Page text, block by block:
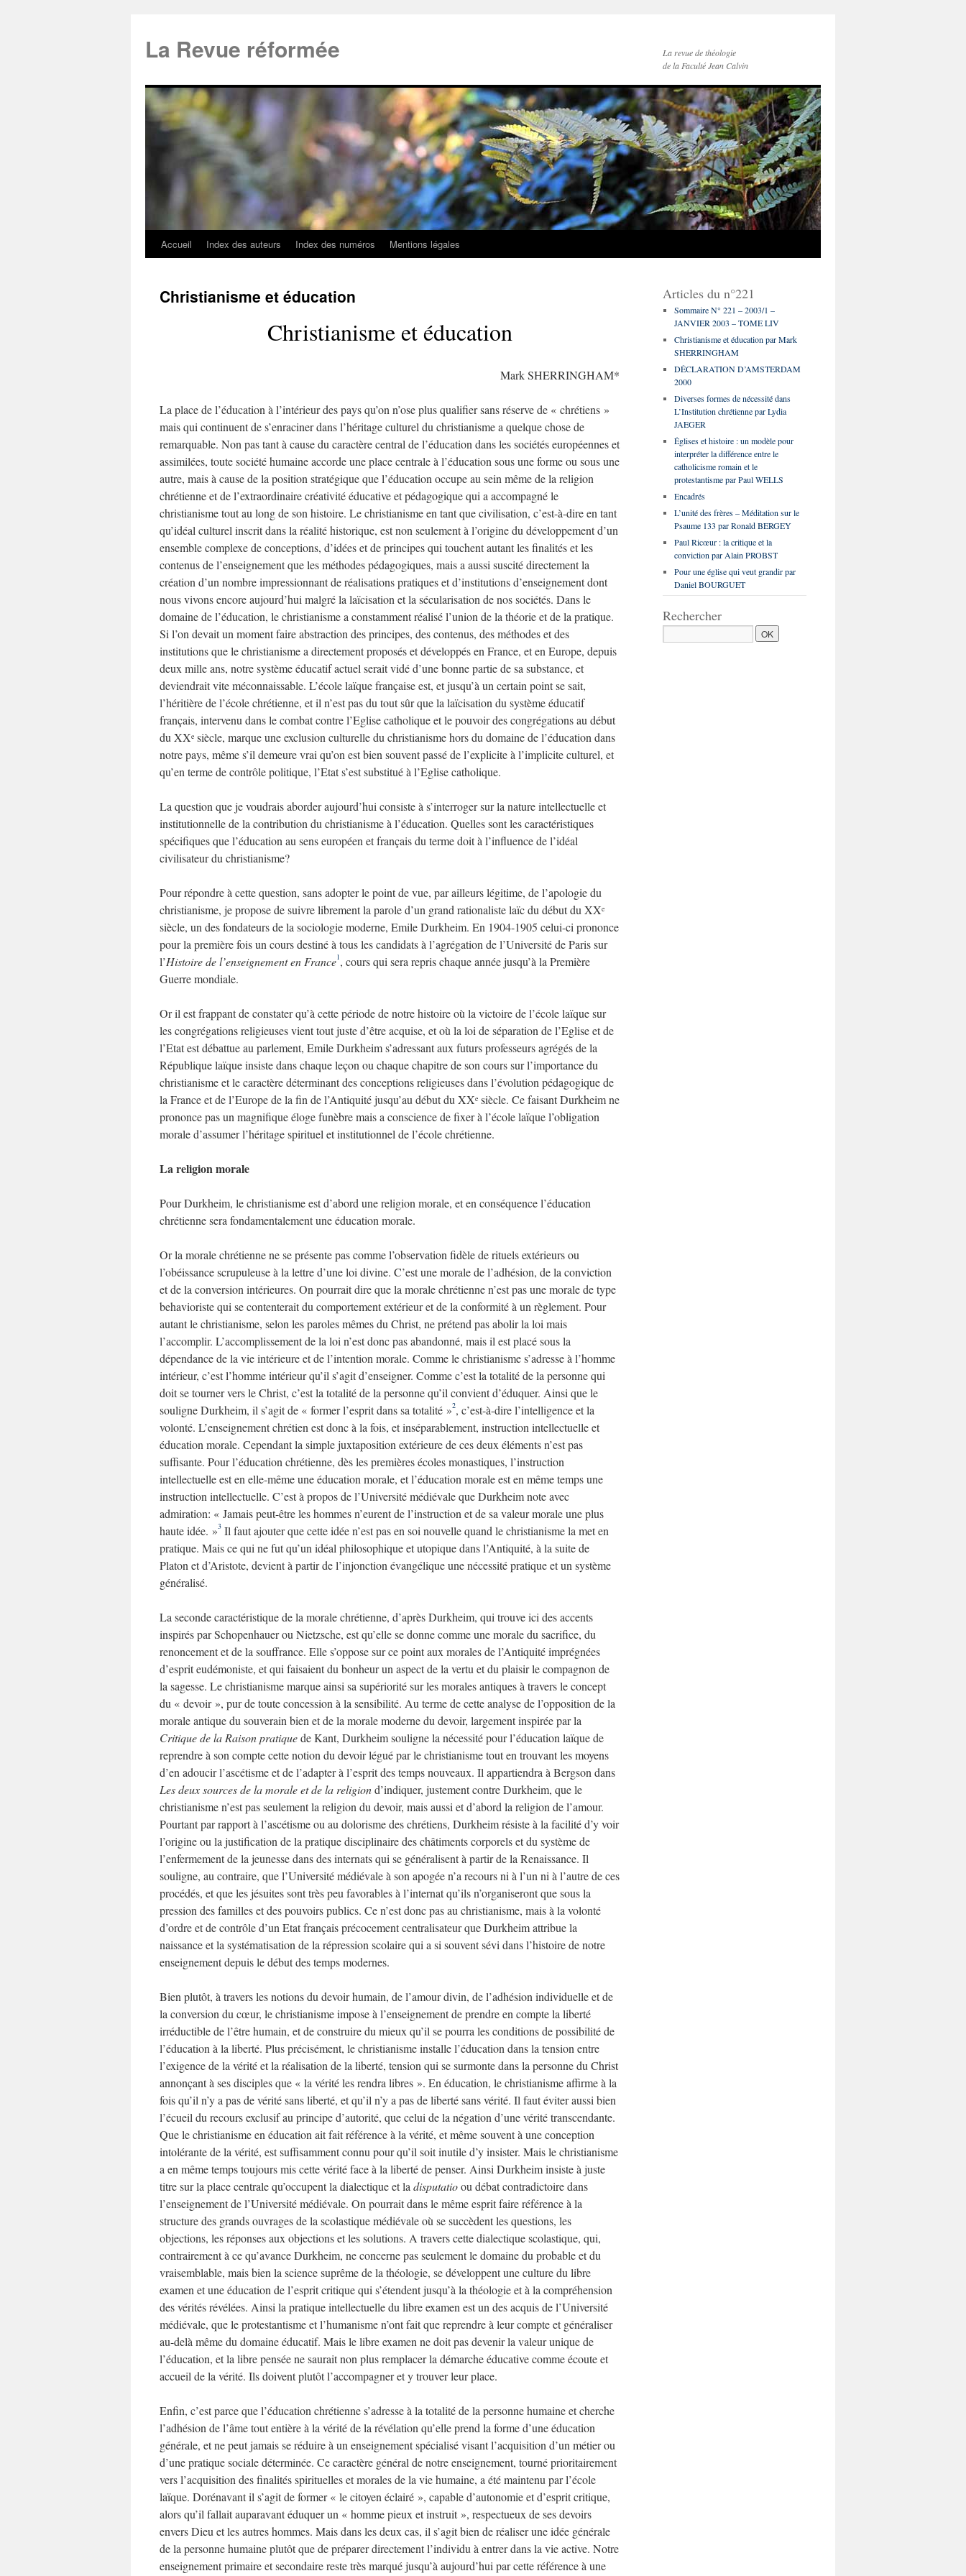
La Revue réformée
La revue de théologie
de la Faculté Jean Calvin
Accueil Index des auteurs Index des numéros Mentions légales
Christianisme et éducation
Christianisme et éducation
Mark SHERRINGHAM*
La place de l’éducation à l’intérieur des pays qu’on n’ose plus qualifier sans réserve de « chrétiens »
mais qui continuent de s’enraciner dans l’héritage culturel du christianisme a quelque chose de
remarquable. Non pas tant à cause du caractère central de l’éducation dans les sociétés européennes et
assimilées, toute société humaine accorde une place centrale à l’éducation sous une forme ou sous une
autre, mais à cause de la position stratégique que l’éducation occupe au sein même de la religion
chrétienne et de l’extraordinaire créativité éducative et pédagogique qui a accompagné le
christianisme tout au long de son histoire. Le christianisme en tant que civilisation, c’est-à-dire en tant
qu’idéal culturel inscrit dans la réalité historique, est non seulement à l’origine du développement d’un
ensemble complexe de conceptions, d’idées et de principes qui touchent autant les finalités et les
contenus de l’enseignement que les méthodes pédagogiques, mais a aussi suscité directement la
création d’un nombre impressionnant de réalisations pratiques et d’institutions d’enseignement dont
nous vivons encore aujourd’hui malgré la laïcisation et la sécularisation de nos sociétés. Dans le
domaine de l’éducation, le christianisme a constamment réalisé l’union de la théorie et de la pratique.
Si l’on devait un moment faire abstraction des principes, des contenus, des méthodes et des
institutions que le christianisme a directement proposés et développés en France, et en Europe, depuis
deux mille ans, notre système éducatif actuel serait vidé d’une bonne partie de sa substance, et
deviendrait vite méconnaissable. L’école laïque française est, et jusqu’à un certain point se sait,
l’héritière de l’école chrétienne, et il n’est pas du tout sûr que la laïcisation du système éducatif
français, intervenu dans le combat contre l’Eglise catholique et le pouvoir des congrégations au début
du XXe siècle, marque une exclusion culturelle du christianisme hors du domaine de l’éducation dans
notre pays, même s’il demeure vrai qu’on est bien souvent passé de l’explicite à l’implicite culturel, et
qu’en terme de contrôle politique, l’Etat s’est substitué à l’Eglise catholique.
La question que je voudrais aborder aujourd’hui consiste à s’interroger sur la nature intellectuelle et
institutionnelle de la contribution du christianisme à l’éducation. Quelles sont les caractéristiques
spécifiques que l’éducation au sens européen et français du terme doit à l’influence de l’idéal
civilisateur du christianisme?
Pour répondre à cette question, sans adopter le point de vue, par ailleurs légitime, de l’apologie du
christianisme, je propose de suivre librement la parole d’un grand rationaliste laïc du début du XXe
siècle, un des fondateurs de la sociologie moderne, Emile Durkheim. En 1904-1905 celui-ci prononce
pour la première fois un cours destiné à tous les candidats à l’agrégation de l’Université de Paris sur
l’Histoire de l’enseignement en France1, cours qui sera repris chaque année jusqu’à la Première
Guerre mondiale.
Or il est frappant de constater qu’à cette période de notre histoire où la victoire de l’école laïque sur
les congrégations religieuses vient tout juste d’être acquise, et où la loi de séparation de l’Eglise et de
l’Etat est débattue au parlement, Emile Durkheim s’adressant aux futurs professeurs agrégés de la
République laïque insiste dans chaque leçon ou chaque chapitre de son cours sur l’importance du
christianisme et le caractère déterminant des conceptions religieuses dans l’évolution pédagogique de
la France et de l’Europe de la fin de l’Antiquité jusqu’au début du XXe siècle. Ce faisant Durkheim ne
prononce pas un magnifique éloge funèbre mais a conscience de fixer à l’école laïque l’obligation
morale d’assumer l’héritage spirituel et institutionnel de l’école chrétienne.
La religion morale
Pour Durkheim, le christianisme est d’abord une religion morale, et en conséquence l’éducation
chrétienne sera fondamentalement une éducation morale.
Or la morale chrétienne ne se présente pas comme l’observation fidèle de rituels extérieurs ou
l’obéissance scrupuleuse à la lettre d’une loi divine. C’est une morale de l’adhésion, de la conviction
et de la conversion intérieures. On pourrait dire que la morale chrétienne n’est pas une morale de type
behavioriste qui se contenterait du comportement extérieur et de la conformité à un règlement. Pour
autant le christianisme, selon les paroles mêmes du Christ, ne prétend pas abolir la loi mais
l’accomplir. L’accomplissement de la loi n’est donc pas abandonné, mais il est placé sous la
dépendance de la vie intérieure et de l’intention morale. Comme le christianisme s’adresse à l’homme
intérieur, c’est l’homme intérieur qu’il s’agit d’enseigner. Comme c’est la totalité de la personne qui
doit se tourner vers le Christ, c’est la totalité de la personne qu’il convient d’éduquer. Ainsi que le
souligne Durkheim, il s’agit de « former l’esprit dans sa totalité »2, c’est-à-dire l’intelligence et la
volonté. L’enseignement chrétien est donc à la fois, et inséparablement, instruction intellectuelle et
éducation morale. Cependant la simple juxtaposition extérieure de ces deux éléments n’est pas
suffisante. Pour l’éducation chrétienne, dès les premières écoles monastiques, l’instruction
intellectuelle est en elle-même une éducation morale, et l’éducation morale est en même temps une
instruction intellectuelle. C’est à propos de l’Université médiévale que Durkheim note avec
admiration: « Jamais peut-être les hommes n’eurent de l’instruction et de sa valeur morale une plus
haute idée. »3 Il faut ajouter que cette idée n’est pas en soi nouvelle quand le christianisme la met en
pratique. Mais ce qui ne fut qu’un idéal philosophique et utopique dans l’Antiquité, à la suite de
Platon et d’Aristote, devient à partir de l’injonction évangélique une nécessité pratique et un système
généralisé.
La seconde caractéristique de la morale chrétienne, d’après Durkheim, qui trouve ici des accents
inspirés par Schopenhauer ou Nietzsche, est qu’elle se donne comme une morale du sacrifice, du
renoncement et de la souffrance. Elle s’oppose sur ce point aux morales de l’Antiquité imprégnées
d’esprit eudémoniste, et qui faisaient du bonheur un aspect de la vertu et du plaisir le compagnon de
la sagesse. Le christianisme marque ainsi sa supériorité sur les morales antiques à travers le concept
du « devoir », pur de toute concession à la sensibilité. Au terme de cette analyse de l’opposition de la
morale antique du souverain bien et de la morale moderne du devoir, largement inspirée par la
Critique de la Raison pratiquede Kant, Durkheim souligne la nécessité pour l’éducation laïque de
reprendre à son compte cette notion du devoir légué par le christianisme tout en trouvant les moyens
d’en adoucir l’ascétisme et de l’adapter à l’esprit des temps nouveaux. Il appartiendra à Bergson dans
Les deux sources de la morale et de la religiond’indiquer, justement contre Durkheim, que le
christianisme n’est pas seulement la religion du devoir, mais aussi et d’abord la religion de l’amour.
Pourtant par rapport à l’ascétisme ou au dolorisme des chrétiens, Durkheim résiste à la facilité d’y voir
l’origine ou la justification de la pratique disciplinaire des châtiments corporels et du système de
l’enfermement de la jeunesse dans des internats qui se généralisent à partir de la Renaissance. Il
souligne, au contraire, que l’Université médiévale à son apogée n’a recours ni à l’un ni à l’autre de ces
procédés, et que les jésuites sont très peu favorables à l’internat qu’ils n’organiseront que sous la
pression des familles et des pouvoirs publics. Ce n’est donc pas au christianisme, mais à la volonté
d’ordre et de contrôle d’un Etat français précocement centralisateur que Durkheim attribue la
naissance et la systématisation de la répression scolaire qui a si souvent sévi dans l’histoire de notre
enseignement depuis le début des temps modernes.
Bien plutôt, à travers les notions du devoir humain, de l’amour divin, de l’adhésion individuelle et de
la conversion du cœur, le christianisme impose à l’enseignement de prendre en compte la liberté
irréductible de l’être humain, et de construire du mieux qu’il se pourra les conditions de possibilité de
l’éducation à la liberté. Plus précisément, le christianisme installe l’éducation dans la tension entre
l’exigence de la vérité et la réalisation de la liberté, tension qui se surmonte dans la personne du Christ
annonçant à ses disciples que « la vérité les rendra libres ». En éducation, le christianisme affirme à la
fois qu’il n’y a pas de vérité sans liberté, et qu’il n’y a pas de liberté sans vérité. Il faut éviter aussi bien
l’écueil du recours exclusif au principe d’autorité, que celui de la négation d’une vérité transcendante.
Que le christianisme en éducation ait fait référence à la vérité, et même souvent à une conception
intolérante de la vérité, est suffisamment connu pour qu’il soit inutile d’y insister. Mais le christianisme
a en même temps toujours mis cette vérité face à la liberté de penser. Ainsi Durkheim insiste à juste
titre sur la place centrale qu’occupent la dialectique et la disputatioou débat contradictoire dans
l’enseignement de l’Université médiévale. On pourrait dans le même esprit faire référence à la
structure des grands ouvrages de la scolastique médiévale où se succèdent les questions, les
objections, les réponses aux objections et les solutions. A travers cette dialectique scolastique, qui,
contrairement à ce qu’avance Durkheim, ne concerne pas seulement le domaine du probable et du
vraisemblable, mais bien la science suprême de la théologie, se développent une culture du libre
examen et une éducation de l’esprit critique qui s’étendent jusqu’à la théologie et à la compréhension
des vérités révélées. Ainsi la pratique intellectuelle du libre examen est un des acquis de l’Université
médiévale, que le protestantisme et l’humanisme n’ont fait que reprendre à leur compte et généraliser
au-delà même du domaine éducatif. Mais le libre examen ne doit pas devenir la valeur unique de
l’éducation, et la libre pensée ne saurait non plus remplacer la démarche éducative comme écoute et
accueil de la vérité. Ils doivent plutôt l’accompagner et y trouver leur place.
Enfin, c’est parce que l’éducation chrétienne s’adresse à la totalité de la personne humaine et cherche
l’adhésion de l’âme tout entière à la vérité de la révélation qu’elle prend la forme d’une éducation
générale, et ne peut jamais se réduire à un enseignement spécialisé visant l’acquisition d’un métier ou
d’une pratique sociale déterminée. Ce caractère général de notre enseignement, tourné prioritairement
vers l’acquisition des finalités spirituelles et morales de la vie humaine, a été maintenu par l’école
laïque. Dorénavant il s’agit de former « le citoyen éclairé », capable d’autonomie et d’esprit critique,
alors qu’il fallait auparavant éduquer un « homme pieux et instruit », respectueux de ses devoirs
envers Dieu et les autres hommes. Mais dans les deux cas, il s’agit bien de réaliser une idée générale
de la personne humaine plutôt que de préparer directement l’individu à entrer dans la vie active. Notre
enseignement primaire et secondaire reste très marqué jusqu’à aujourd’hui par cette référence à une
Articles du n°221
Sommaire N° 221 – 2003/1 –
JANVIER 2003 – TOME LIV
Christianisme et éducation par Mark
SHERRINGHAM
DÉCLARATION D’AMSTERDAM
2000
Diverses formes de nécessité dans
L’Institution chrétienne par Lydia
JAEGER
Églises et histoire : un modèle pour
interpréter la différence entre le
catholicisme romain et le
protestantisme par Paul WELLS
Encadrés
L’unité des frères – Méditation sur le
Psaume 133 par Ronald BERGEY
Paul Ricœur : la critique et la
conviction par Alain PROBST
Pour une église qui veut grandir par
Daniel BOURGUET
Rechercher